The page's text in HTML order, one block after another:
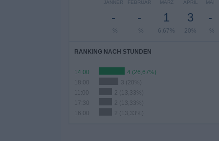
JÄNNER
-
- %
FEBRUAR
-
- %
MÄRZ
1
6,67%
APRIL
3
20%
MAI
-
- %
RANKING NACH STUNDEN
14:00
4 (26,67%)
18:00
3 (20%)
2 (13,33%)
17:30
2 (13,33%)
16:00
2 (13,33%)